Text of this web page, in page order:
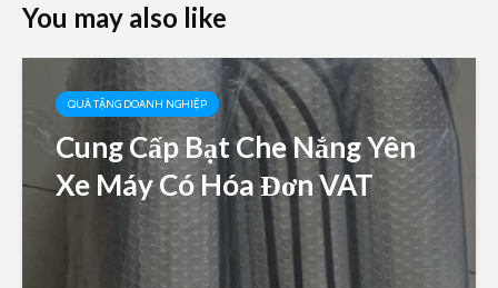
You may also like
QUÀ TẶNG DOANH NGHIỆP
Cung Cấp Bạt Che Nắng Yên
Xe Máy Có Hóa Đơn VAT